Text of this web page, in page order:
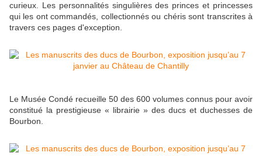
curieux. Les personnalités singulières des princes et princesses
qui les ont commandés, collectionnés ou chéris sont transcrites à
travers ces pages d'exception.
Le Musée Condé recueille 50 des 600 volumes connus pour avoir
constitué la prestigieuse « librairie » des ducs et duchesses de
Bourbon.